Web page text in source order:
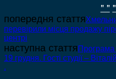
" "
попередня стаття
перевірили місця продажу
центрі
наступна статтяПрограма
19 грудня. Гості студії –
.